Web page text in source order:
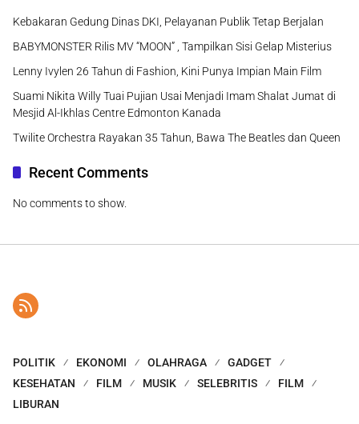
Kebakaran Gedung Dinas DKI, Pelayanan Publik Tetap Berjalan
BABYMONSTER Rilis MV “MOON” , Tampilkan Sisi Gelap Misterius
Lenny Ivylen 26 Tahun di Fashion, Kini Punya Impian Main Film
Suami Nikita Willy Tuai Pujian Usai Menjadi Imam Shalat Jumat di
Mesjid Al-Ikhlas Centre Edmonton Kanada
Twilite Orchestra Rayakan 35 Tahun, Bawa The Beatles dan Queen
Recent Comments
No comments to show.
POLITIK EKONOMI OLAHRAGA
GADGET
KESEHATAN
FILM MUSIK SELEBRITIS
FILM
LIBURAN